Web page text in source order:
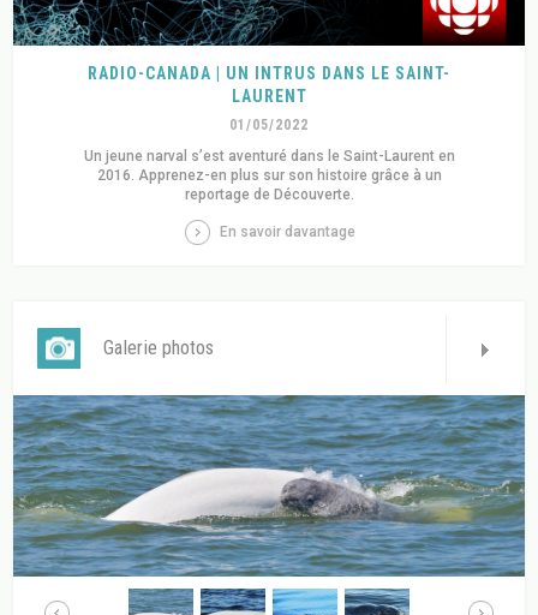
RADIO-CANADA | UN INTRUS DANS LE SAINT-
LAURENT
01/05/2022
Un jeune narval s’est aventuré dans le Saint-Laurent en
2016. Apprenez-en plus sur son histoire grâce à un
reportage de Découverte.
En savoir davantage
Galerie photos